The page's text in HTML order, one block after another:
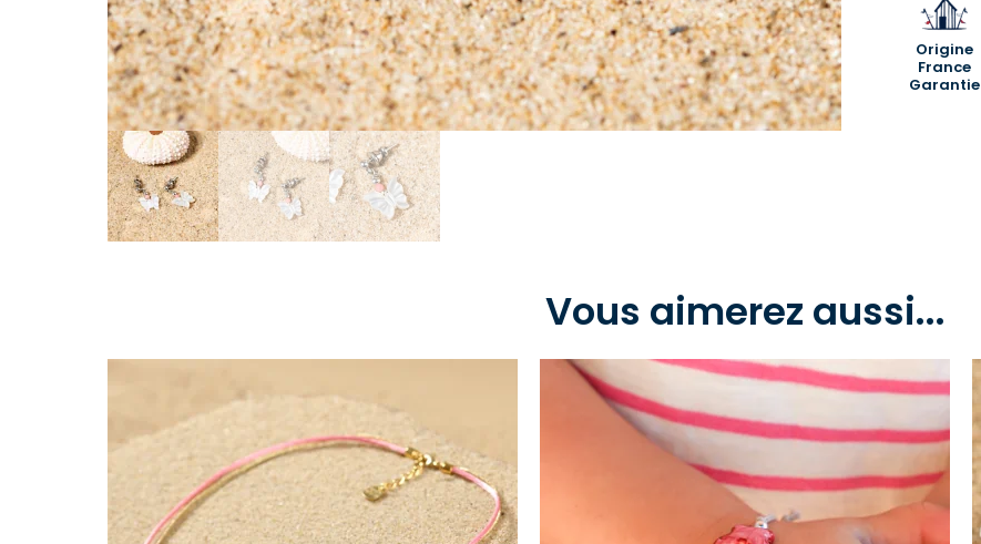
Origine
France
Garantie
Vous aimerez aussi...